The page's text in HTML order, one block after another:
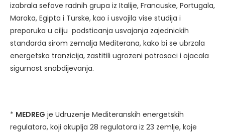
izabrala sefove radnih grupa iz Italije, Francuske, Portugala,
Maroka, Egipta i Turske, kao i usvojila vise studija i
preporuka u cilju podsticanja usvajanja zajednickih
standarda sirom zemalja Mediterana, kako bi se ubrzala
energetska tranzicija, zastitili ugrozeni potrosaci i ojacala
sigurnost snabdijevanja.
* MEDREG je Udruzenje Mediteranskih energetskih
regulatora, koji okuplja 28 regulatora iz 23 zemlje, koje